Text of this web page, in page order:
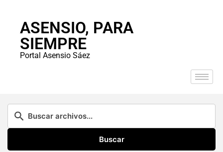
ASENSIO, PARA
SIEMPRE
Portal Asensio Sáez
Buscar